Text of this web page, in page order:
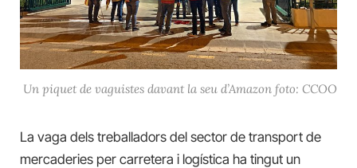
Un piquet de vaguistes davant la seu d’Amazon foto: CCOO
La vaga dels treballadors del sector de transport de
mercaderies per carretera i logística ha tingut un